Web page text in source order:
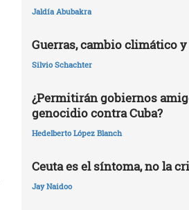
Jaldía Abubakra
Guerras, cambio climático
Silvio Schachter
¿Permitirán gobiernos
genocidio contra Cuba?
Hedelberto López Blanch
Ceuta es el síntoma, no la
Jay Naidoo